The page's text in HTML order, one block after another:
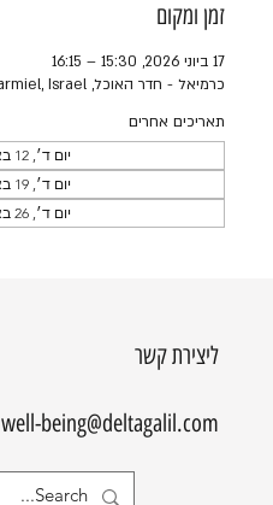
זמן ומקום
17 ביוני 2026, 15:30 – 16:15
כרמיאל - חדר האוכל, Ha-Yotsrim St 1, Karmiel, Israel
תאריכים אחרים
יום ד׳, 12 באוג׳, 15:30
יום ד׳, 19 באוג׳, 15:30
יום ד׳, 26 באוג׳, 15:30
ליצירת קשר
well-being@deltagalil.com